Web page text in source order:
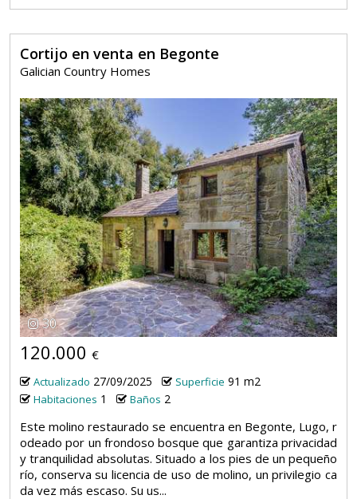
Cortijo en venta en Begonte
Galician Country Homes
30
120.000 €
Actualizado 27/09/2025 Superficie 91 m2
Habitaciones 1 Baños 2
Este molino restaurado se encuentra en Begonte, Lugo, r
odeado por un frondoso bosque que garantiza privacidad
y tranquilidad absolutas. Situado a los pies de un pequeño
río, conserva su licencia de uso de molino, un privilegio ca
da vez más escaso. Su us...